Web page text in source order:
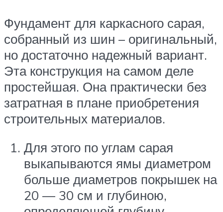
Фундамент для каркасного сарая,
собранный из шин – оригинальный,
но достаточно надежный вариант.
Эта конструкция на самом деле
простейшая. Она практически без
затратная в плане приобретения
строительных материалов.
Для этого по углам сарая
выкапываются ямы диаметром
больше диаметров покрышек на
20 — 30 см и глубиною,